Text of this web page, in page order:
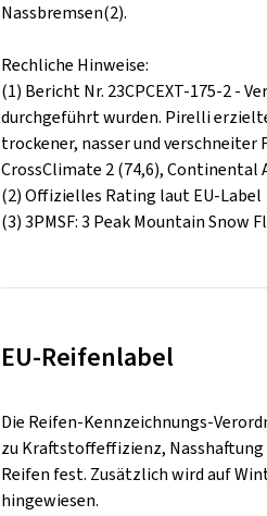
Nassbremsen(2).
Rechliche Hinweise:
(1) Bericht Nr. 23CPCEXT-175-2 -
durchgeführt wurden. Pirelli
trockener, nasser und verschneiter
CrossClimate 2 (74,6), Continental
(2) Offizielles Rating laut EU-Label
(3) 3PMSF: 3 Peak Mountain Snow
EU-Reifenlabel
Die Reifen-Kennzeichnungs-
zu Kraftstoffeffizienz,
Reifen fest. Zusätzlich wird auf
hingewiesen.